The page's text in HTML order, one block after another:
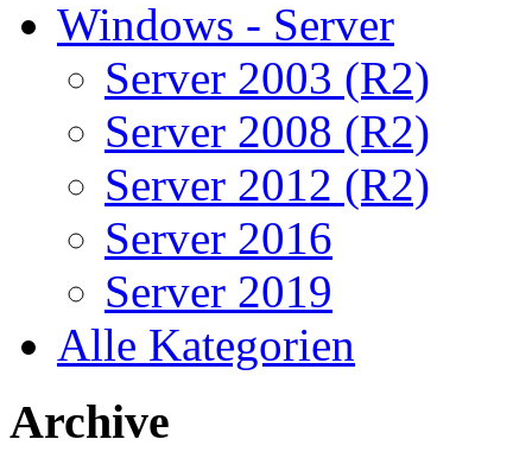
Windows - Server
Server 2003 (R2)
Server 2008 (R2)
Server 2012 (R2)
Server 2016
Server 2019
Alle Kategorien
Archive